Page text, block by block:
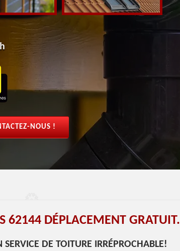
NOUS !
62144 DÉPLACEMENT GRATUIT.
DE TOITURE IRRÉPROCHABLE!